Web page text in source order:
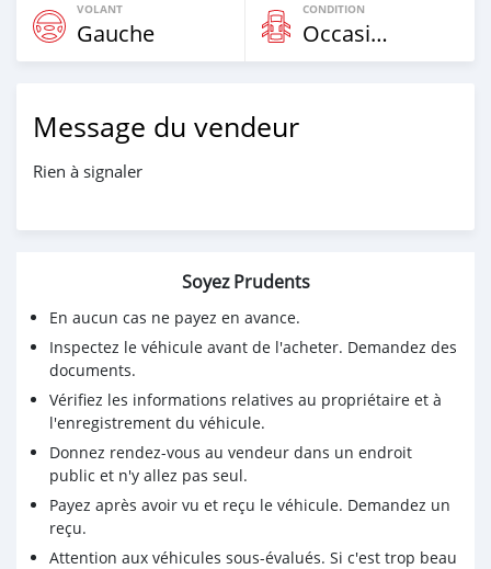
VOLANT
Gauche
CONDITION
Occasion
Message du vendeur
Rien à signaler
Soyez Prudents
En aucun cas ne payez en avance.
Inspectez le véhicule avant de l'acheter. Demandez des
documents.
Vérifiez les informations relatives au propriétaire et à
l'enregistrement du véhicule.
Donnez rendez-vous au vendeur dans un endroit
public et n'y allez pas seul.
Payez après avoir vu et reçu le véhicule. Demandez un
reçu.
Attention aux véhicules sous-évalués. Si c'est trop beau